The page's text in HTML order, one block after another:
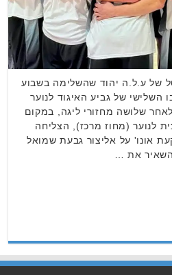
של ע.ל.ה יהוד שהשלימה בשבוע
של גביע האיגוד לנוער
שלושה מחזורי ליגה, במקום
לנוער (מחוז מרכז), הצליחה
אונו' על אליצור גבעת שמואל